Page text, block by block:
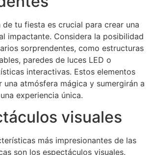
de tu fiesta es crucial para crear una
impactante. Considera la posibilidad
sorprendentes, como estructuras
paredes de luces LED o
interactivas. Estos elementos
una atmósfera mágica y sumergirán a
experiencia única.
visuales
más impresionantes de las
son los espectáculos visuales.